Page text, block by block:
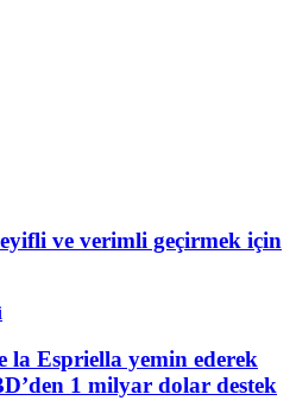
ve verimli geçirmek için
Espriella yemin ederek
1 milyar dolar destek